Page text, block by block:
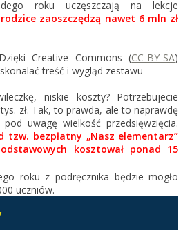
roku uczęszczają na lekcje
rodzice zaoszczędzą nawet 6 mln zł
Creative Commons (CC-BY-SA)
treść i wygląd zestawu
niskie koszty? Potrzebujecie
zł. Tak, to prawda, ale to naprawdę
uwagę wielkość przedsięwzięcia.
tzw. bezpłatny „Nasz elementarz”
kosztował ponad 15
roku z podręcznika będzie mogło
uczniów.